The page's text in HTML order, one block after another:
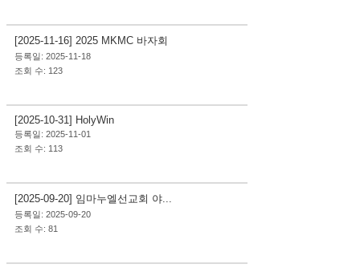
[2025-11-16] 2025 MKMC 바자회
등록일: 2025-11-18
조회 수: 123
[2025-10-31] HolyWin
등록일: 2025-11-01
조회 수: 113
[2025-09-20] 임마누엘선교회 야...
등록일: 2025-09-20
조회 수: 81